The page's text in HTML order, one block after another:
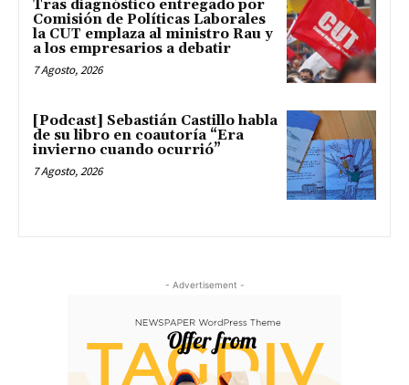
Tras diagnóstico entregado por
Comisión de Políticas Laborales
la CUT emplaza al ministro Rau y
a los empresarios a debatir
7 Agosto, 2026
[Podcast] Sebastián Castillo habla
de su libro en coautoría “Era
invierno cuando ocurrió”
7 Agosto, 2026
- Advertisement -